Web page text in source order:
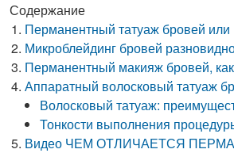
Содержание
Перманентный татуаж бровей или
Микроблейдинг бровей
Перманентный макияж бровей,
Аппаратный волосковый татуаж
Волосковый татуаж:
Тонкости выполнения
Видео ЧЕМ ОТЛИЧАЕТСЯ